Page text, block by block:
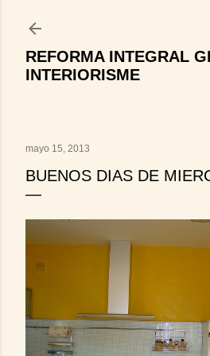
REFORMA INTEGRAL
INTERIORISME
mayo 15, 2013
BUENOS DIAS DE